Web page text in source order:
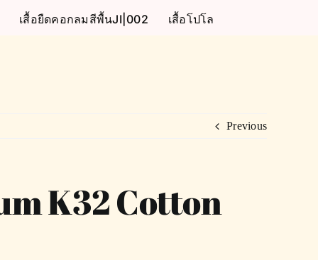
เสื้อยืดคอกลมสีพื้นJI|002 เสื้อโปโล
Previous
K32 Cotton